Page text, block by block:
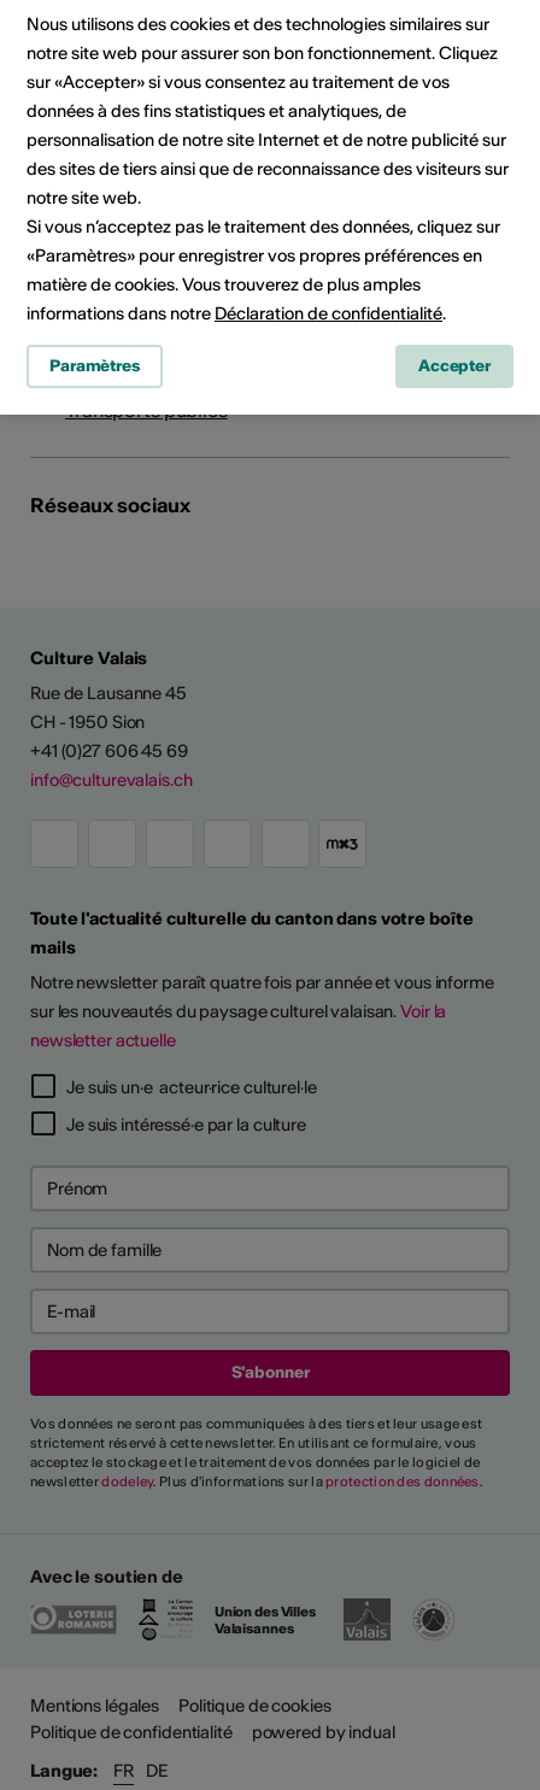
D'ARTISTES
Institution / organisation
Vallée Archipel
c/o mijong sàrl
place de la meunière 22
1950 Sion
Téléphone +41 (0)27 3277515
E-Mail
Site Internet
Planifier un itinéraire
Transports publics
Réseaux sociaux
Culture Valais
Rue de Lausanne 45
CH - 1950 Sion
+41 (0)27 606 45 69
info@culturevalais.ch
Toute l'actualité culturelle du canton dans votre boîte
mails
Notre newsletter paraît quatre fois par année et vous informe
sur les nouveautés du paysage culturel valaisan.Voir la
newsletter actuelle
Je suis un·e acteur·rice culturel·le
Je suis intéressé·e par la culture
Vos données ne seront pas communiquées à des tiers et leur usage est
strictement réservé à cette newsletter. En utilisant ce formulaire, vous
acceptez le stockage et le traitement de vos données par le logiciel de
newsletterdodeley. Plus d'informations sur la protection des données.
Avec le soutien de
Union des Villes
Valaisannes
Mentions légales
Politique de cookies
Politique de confidentialité
powered by indual
Langue:
FR DE
Nous utilisons des cookies et des technologies similaires sur
notre site web pour assurer son bon fonctionnement. Cliquez
sur «Accepter» si vous consentez au traitement de vos
données à des fins statistiques et analytiques, de
personnalisation de notre site Internet et de notre publicité sur
des sites de tiers ainsi que de reconnaissance des visiteurs sur
notre site web.
Si vous n’acceptez pas le traitement des données, cliquez sur
«Paramètres» pour enregistrer vos propres préférences en
matière de cookies. Vous trouverez de plus amples
informations dans notre Déclaration de confidentialité.
Paramètres Accepter